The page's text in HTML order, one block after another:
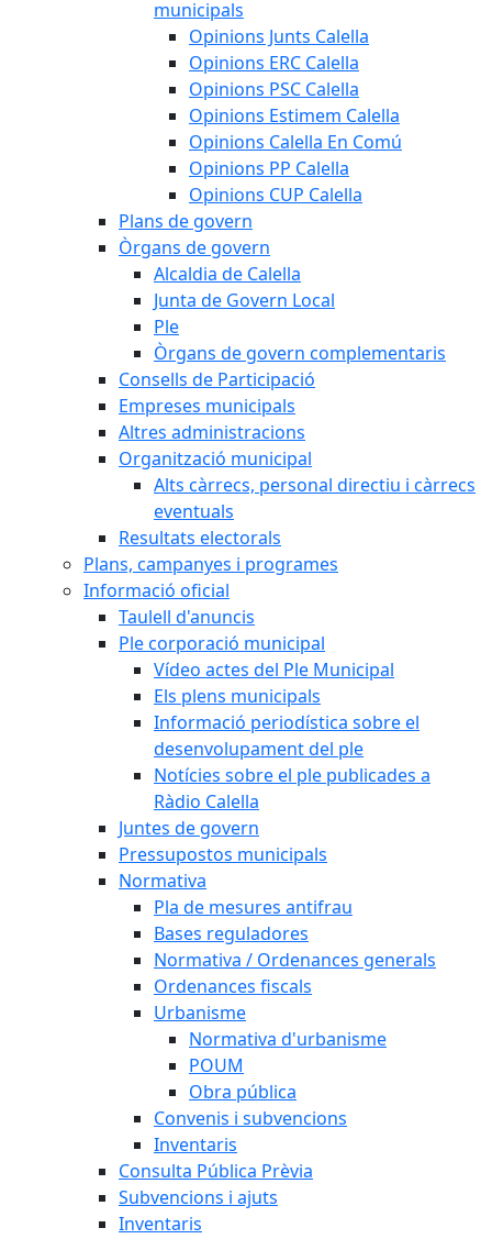
municipals
Opinions Junts Calella
Opinions ERC Calella
Opinions PSC Calella
Opinions Estimem Calella
Opinions Calella En Comú
Opinions PP Calella
Opinions CUP Calella
Plans de govern
Òrgans de govern
Alcaldia de Calella
Junta de Govern Local
Ple
Òrgans de govern complementaris
Consells de Participació
Empreses municipals
Altres administracions
Organització municipal
Alts càrrecs, personal directiu i càrrecs
eventuals
Resultats electorals
Plans, campanyes i programes
Informació oficial
Taulell d'anuncis
Ple corporació municipal
Vídeo actes del Ple Municipal
Els plens municipals
Informació periodística sobre el
desenvolupament del ple
Notícies sobre el ple publicades a
Ràdio Calella
Juntes de govern
Pressupostos municipals
Normativa
Pla de mesures antifrau
Bases reguladores
Normativa / Ordenances generals
Ordenances fiscals
Urbanisme
Normativa d'urbanisme
POUM
Obra pública
Convenis i subvencions
Inventaris
Consulta Pública Prèvia
Subvencions i ajuts
Inventaris